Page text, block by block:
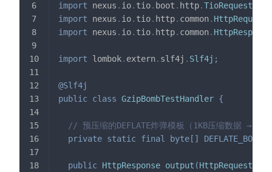
import nexus . io. tio. boot . http.
import
nexus . io. tio. http. common. HttpRequest
import
nexus . io. tio. http. common. HttpResponse
import lombok. extern. slf4j . Slf4j ;
@Slf4j
public class GzipBombTestHandler {
// 预压缩的DEFLATE炸弹模板（1KB压缩数据 → 解
private static final byte [ ]
public HttpResponse output (HttpRequest